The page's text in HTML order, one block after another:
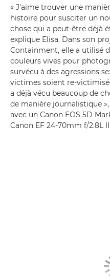
« J'aime trouver une
histoire pour susciter un
chose qui a peut-être déjà
explique Elisa. Dans son
Containment, elle a utilisé
couleurs vives pour
survécu à des agressions
victimes soient re-
a déjà vécu beaucoup de
de manière journalistique
avec un Canon EOS 5D
Canon EF 24-70mm f/2.8L